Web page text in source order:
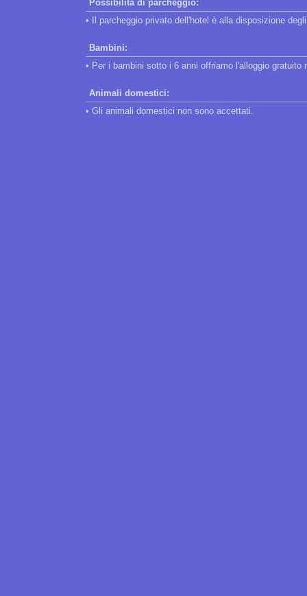
Possibilità di parcheggio:
• Il parcheggio privato dell'hotel è alla disposizione
Bambini:
• Per i bambini sotto i 6 anni offriamo l'alloggio
Animali domestici:
• Gli animali domestici non sono accettati.